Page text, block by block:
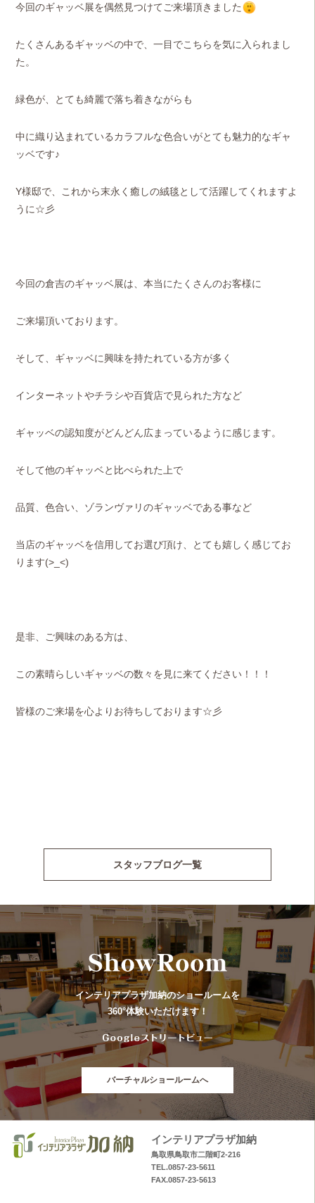
今回のギャッベ展を偶然見つけてご来場頂きました
たくさんあるギャッベの中で、一目でこちらを気に入られまし
た。
緑色が、とても綺麗で落ち着きながらも
中に織り込まれているカラフルな色合いがとても魅力的なギャ
ッベです♪
Y様邸で、これから末永く癒しの絨毯として活躍してくれますよ
うに☆彡
今回の倉吉のギャッベ展は、本当にたくさんのお客様に
ご来場頂いております。
そして、ギャッベに興味を持たれている方が多く
インターネットやチラシや百貨店で見られた方など
ギャッベの認知度がどんどん広まっているように感じます。
そして他のギャッベと比べられた上で
品質、色合い、ゾランヴァリのギャッベである事など
当店のギャッベを信用してお選び頂け、とても嬉しく感じてお
ります(>_<)
是非、ご興味のある方は、
この素晴らしいギャッベの数々を見に来てください！！！
皆様のご来場を心よりお待ちしております☆彡
スタッフブログ一覧
インテリアプラザ加納のショールームを
360°体験いただけます！
バーチャルショールームへ
インテリアプラザ加納
鳥取県鳥取市二階町2-216
TEL.0857-23-5611
FAX.0857-23-5613